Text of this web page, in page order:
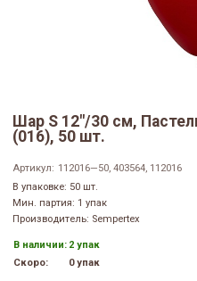
Шар S 12"/30 см,
(016), 50 шт.
Артикул: 112016—50, 403564, 112016
В упаковке: 50 шт.
Мин. партия: 1 упак
Производитель: Sempertex
В наличии: 2 упак
Скоро:
0 упак